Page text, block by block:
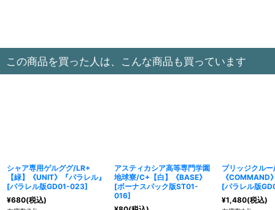
この商品を買った人は、こんな商品も買っています
シャア専用ゲルググ/LR+
【緑】《UNIT》『パラレル』
[パラレル版GD01-023]
¥680(税込)
アスティカシア高等専門学園
地球寮/C+【白】《BASE》
[ボーナスパック版ST01-
016]
ブリッジクル
《COMMAND
[パラレル版
¥1,480(税込)